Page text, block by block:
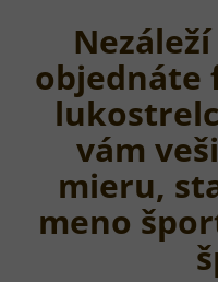
objednáte
vám
mieru,
meno